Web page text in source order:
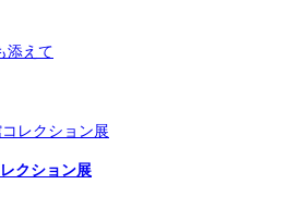
添えて
クション展